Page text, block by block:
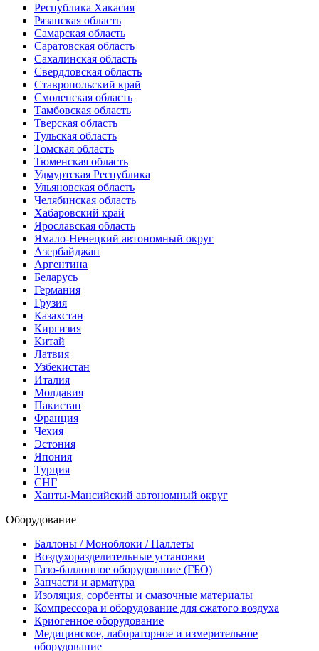
Республика Хакасия
Рязанская область
Самарская область
Саратовская область
Сахалинская область
Свердловская область
Ставропольский край
Смоленская область
Тамбовская область
Тверская область
Тульская область
Томская область
Тюменская область
Удмуртская Республика
Ульяновская область
Челябинская область
Хабаровский край
Ярославская область
Ямало-Ненецкий автономный округ
Азербайджан
Аргентина
Беларусь
Германия
Грузия
Казахстан
Киргизия
Китай
Латвия
Узбекистан
Италия
Молдавия
Пакистан
Франция
Чехия
Эстония
Япония
Турция
СНГ
Ханты-Мансийский автономный округ
Оборудование
Баллоны / Моноблоки / Паллеты
Воздухоразделительные установки
Газо-баллонное оборудование (ГБО)
Запчасти и арматура
Изоляция, сорбенты и смазочные материалы
Компрессора и оборудование для сжатого воздуха
Криогенное оборудование
Медицинское, лабораторное и измерительное
оборудование